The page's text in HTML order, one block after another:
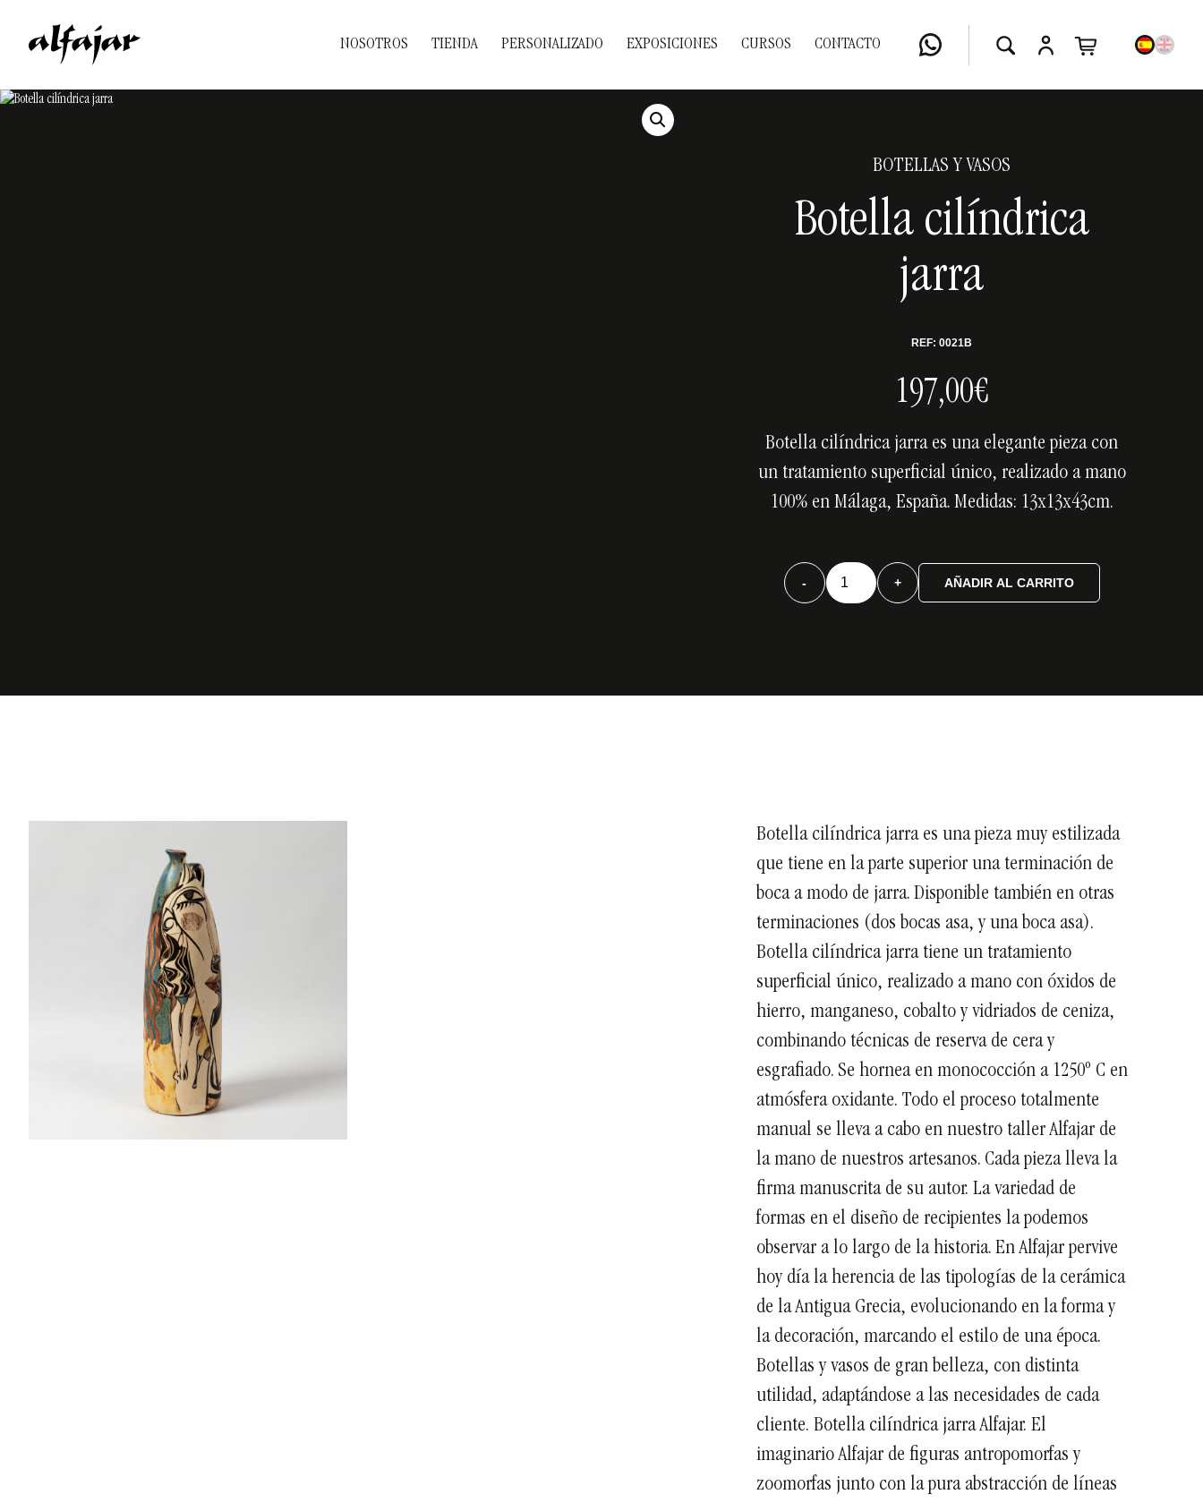
NOSOTROS TIENDA PERSONALIZADO EXPOSICIONES CURSOS CONTACTO
BOTELLAS Y VASOS
Botella cilíndrica
jarra
REF: 0021B
197,00€
Botella cilíndrica jarra es una elegante pieza con
un tratamiento superficial único, realizado a mano
100% en Málaga, España. Medidas: 13x13x43cm.
-
Botella
cilíndrica
+ AÑADIR AL CARRITO
Botella cilíndrica jarra es una pieza muy estilizada
que tiene en la parte superior una terminación de
boca a modo de jarra. Disponible también en otras
terminaciones (dos bocas asa, y una boca asa).
Botella cilíndrica jarra tiene un tratamiento
superficial único, realizado a mano con óxidos de
hierro, manganeso, cobalto y vidriados de ceniza,
combinando técnicas de reserva de cera y
esgrafiado. Se hornea en monococción a 1250º C en
atmósfera oxidante.Todo el proceso totalmente
manual se lleva a cabo en nuestro taller Alfajar de
la mano de nuestros artesanos. Cada pieza lleva la
firma manuscrita de su autor. La variedad de
formas en el diseño de recipientes la podemos
observar a lo largo de la historia. En Alfajar pervive
hoy día la herencia de las tipologías de la cerámica
de la Antigua Grecia, evolucionando en la forma y
la decoración, marcando el estilo de una época.
Botellas y vasos de gran belleza, con distinta
utilidad, adaptándose a las necesidades de cada
cliente. Botella cilíndrica jarra Alfajar. El
imaginario Alfajar de figuras antropomorfas y
zoomorfas junto con la pura abstracción de líneas